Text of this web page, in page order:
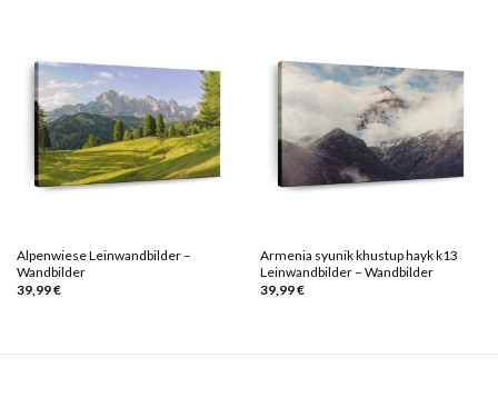
Alpenwiese Leinwandbilder –
Wandbilder
39,99€
Armenia syunik khustup hayk k13
Leinwandbilder – Wandbilder
39,99€